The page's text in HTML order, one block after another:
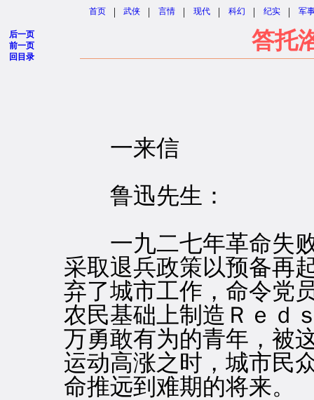
首页 | 武侠 | 言情 | 现代 | 科幻 | 纪实 | 军
后一页
前一页
回目录
答托
一来信
鲁迅先生：
一九二七年革命失败
采取退兵政策以预备再
弃了城市工作，命令党
农民基础上制造Ｒｅｄ
万勇敢有为的青年，被
运动高涨之时，城市民
命推远到难期的将来。